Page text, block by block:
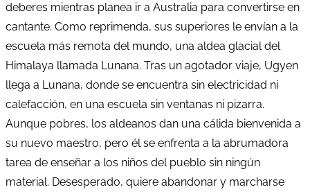
deberes mientras planea ir a Australia para convertirse en
cantante. Como reprimenda, sus superiores le envían a la
escuela más remota del mundo, una aldea glacial del
Himalaya llamada Lunana. Tras un agotador viaje, Ugyen
llega a Lunana, donde se encuentra sin electricidad ni
calefacción, en una escuela sin ventanas ni pizarra.
Aunque pobres, los aldeanos dan una cálida bienvenida a
su nuevo maestro, pero él se enfrenta a la abrumadora
tarea de enseñar a los niños del pueblo sin ningún
material. Desesperado, quiere abandonar y marcharse